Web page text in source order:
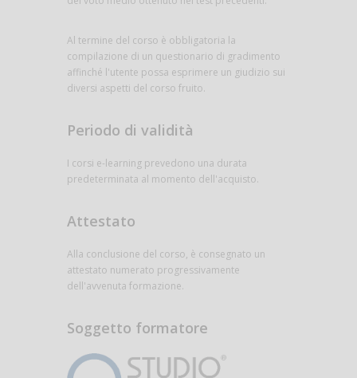
Al termine del corso è obbligatoria la
compilazione di un questionario di gradimento
affinché l'utente possa esprimere un giudizio sui
diversi aspetti del corso fruito.
Periodo di validità
I corsi e-learning prevedono una durata
predeterminata al momento dell'acquisto.
Attestato
Alla conclusione del corso, è consegnato un
attestato numerato progressivamente
dell'avvenuta formazione.
Soggetto formatore